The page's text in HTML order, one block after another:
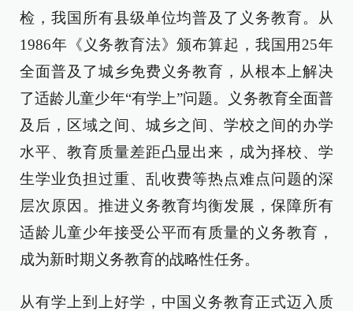
检，我国所有县级单位均普及了义务教育。从
1986年《义务教育法》颁布算起，我国用25年
全面普及了城乡免费义务教育，从根本上解决
了适龄儿童少年“有学上”问题。义务教育全面普
及后，区域之间、城乡之间、学校之间的办学
水平、教育质量差距凸显出来，成为择校、学
生学业负担过重、乱收费等热点难点问题的深
层次原因。推进义务教育均衡发展，保障所有
适龄儿童少年接受公平而有质量的义务教育，
成为新时期义务教育的战略性任务。
从有学上到上好学，中国义务教育正式迈入质